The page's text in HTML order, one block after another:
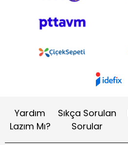
Yardım
Lazım Mı?
Sıkça Sorulan
Sorular